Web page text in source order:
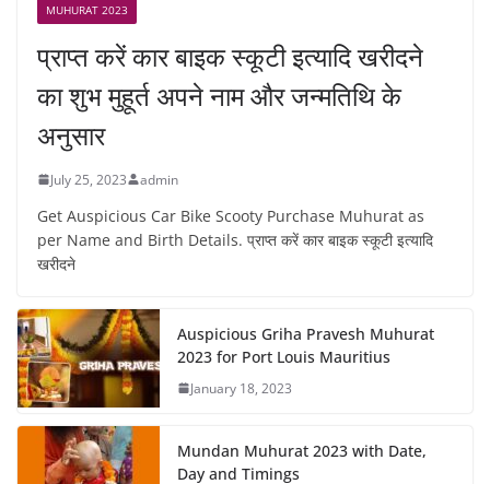
MUHURAT 2023
प्राप्त करें कार बाइक स्कूटी इत्यादि खरीदने
का शुभ मुहूर्त अपने नाम और जन्मतिथि के
अनुसार
July 25, 2023 admin
Get Auspicious Car Bike Scooty Purchase Muhurat as
per Name and Birth Details. प्राप्त करें कार बाइक स्कूटी इत्यादि
खरीदने
Auspicious Griha Pravesh Muhurat
2023 for Port Louis Mauritius
January 18, 2023
Mundan Muhurat 2023 with Date,
Day and Timings